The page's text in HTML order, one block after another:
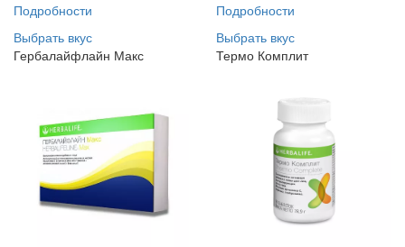
Подробности
Выбрать вкус
Подробности
Выбрать вкус
Гербалайфлайн Макс
Термо Комплит